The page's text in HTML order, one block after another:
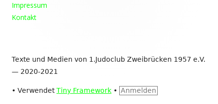
Inhalt
Impressum
Kontakt
Texte und Medien von 1.Judoclub Zweibrücken 1957 e.V.
— 2020-2021
• VerwendetTiny Framework • Anmelden